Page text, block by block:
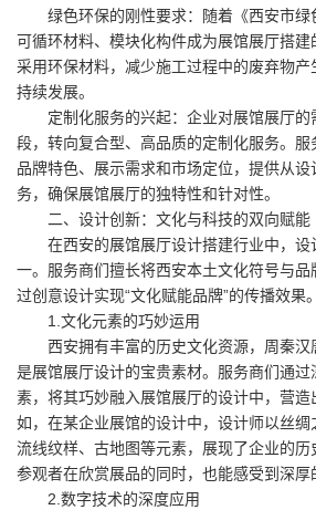
绿色环保的刚性要求：随着《西安市绿
可循环材料、模块化构件成为展馆展厅搭
采用环保材料，减少施工过程中的废弃物
持续发展。
定制化服务的兴起：企业对展馆展厅的
段，转向复合型、高品质的定制化服务。
品牌特色、展示需求和市场定位，提供从设
务，确保展馆展厅的独特性和针对性。
二、设计创新：文化与科技的双向赋能
在西安的展馆展厅设计搭建行业中，设
一。服务商们擅长将西安本土文化符号与
过创意设计实现“文化赋能品牌”的传播效果。
1.文化元素的巧妙运用
西安拥有丰富的历史文化资源，周秦汉
是展馆展厅设计的宝贵素材。服务商们通
素，将其巧妙融入展馆展厅的设计中，营造
如，在某企业展馆的设计中，设计师以丝绸
流线纹样、古地图等元素，展现了企业的
参观者在欣赏展品的同时，也能感受到深厚
2.数字技术的深度应用